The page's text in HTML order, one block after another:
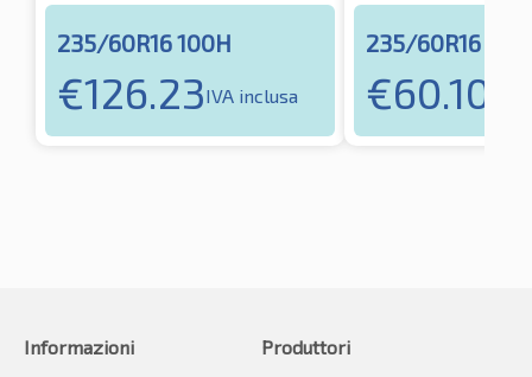
235/60R16 100H
€126.23IVA inclusa
235/60R16
€60.10
Informazioni
Produttori